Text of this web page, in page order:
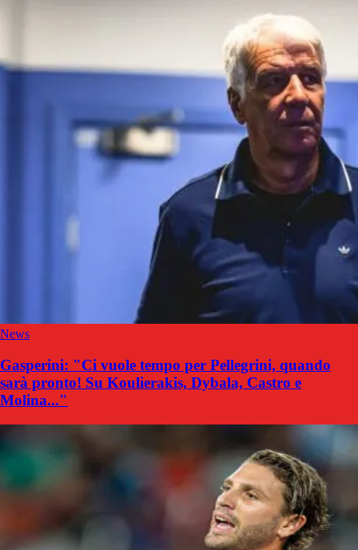
News
Gasperini: "Ci vuole tempo per Pellegrini, quando
sarà pronto! Su Koulierakis, Dybala, Castro e
Molina..."